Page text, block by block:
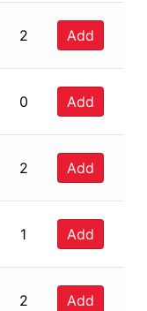
2 Add
0 Add
2 Add
1 Add
2 Add